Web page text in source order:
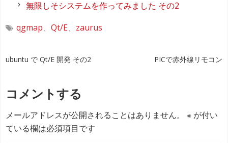
無限しそシステムを作ってみました その2
qgmap、 Qt/E、 zaurus
投
ナ
ビ
ubuntu で Qt/E 開発 その2 PICで赤外線リモコン
コメントする
メールアドレスが公開されることはありません。 ※ が付い
ている欄は必須項目です